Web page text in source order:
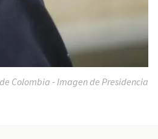
Colombia - Imagen de Presidencia